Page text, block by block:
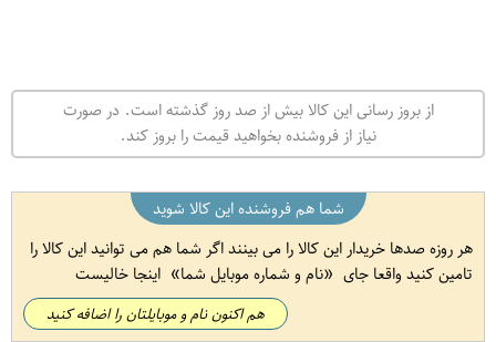
ارسال از :
اصفهان -اصفهان
مکان تحویل :سراسر ایران قابل تحویل می باشد
محل از خریدار اخذ خواهد شد.
اطلاعات بیشتر ❯
از بروز رسانی این کالا بیش از صد روز گذشته است. در صورت